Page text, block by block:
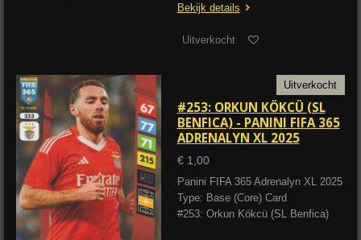
Bekijk details
Uitverkocht
Uitverkocht
#253: ORKUN KÖKCÜ (SL
BENFICA) - PANINI FIFA 365
ADRENALYN XL 2025
€ 1,00
Panini FIFA 365 Adrenalyn XL 2025
Type: Base (Core) Card
#253: Orkun Kökcü (SL Benfica)